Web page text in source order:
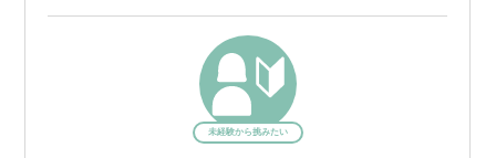
未経験から挑みたい